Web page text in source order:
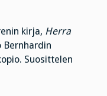
kirja, Herra
Bernhardin
Suosittelen